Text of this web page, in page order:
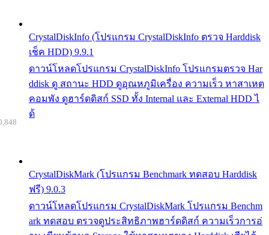
CrystalDiskInfo (โปรแกรม CrystalDiskInfo ตรวจ Harddisk
เช็ค HDD) 9.9.1
ดาวน์โหลดโปรแกรม CrystalDiskInfo โปรแกรมตรวจ Har
ddisk ดู สถานะ HDD ดูอุณหภูมิเครื่อง ความเร็ว หาสาเหต
คอมพัง ดูฮาร์ดดิสก์ SSD ทั้ง Internal และ External HDD ไ
ด้
CrystalDiskMark (โปรแกรม Benchmark ทดสอบ Harddisk
ฟรี) 9.0.3
ดาวน์โหลดโปรแกรม CrystalDiskMark โปรแกรม Benchm
ark ทดสอบ ตรวจดูประสิทธิภาพฮาร์ดดิสก์ ความเร็วการอ่